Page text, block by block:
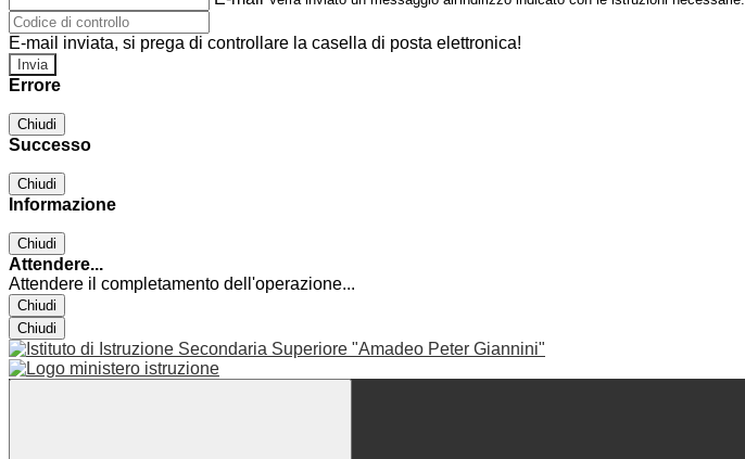
E-mail inviata, si prega di controllare la casella di posta elettronica!
Errore
Chiudi
Successo
Chiudi
Informazione
Chiudi
Attendere...
Attendere il completamento dell'operazione...
Chiudi
Chiudi